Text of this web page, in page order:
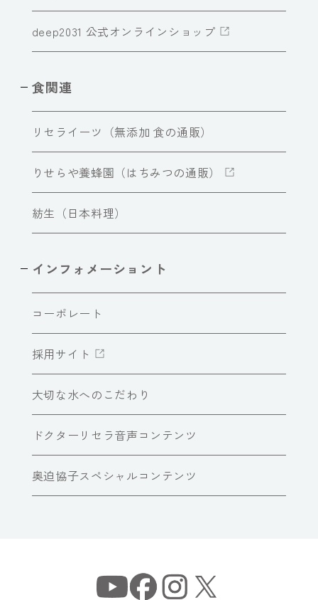
deep2031 公式オンラインショップ
食関連
リセライーツ（無添加 食の通販）
りせらや養蜂園（はちみつの通販）
紡生（日本料理）
インフォメーショント
コーポレート
採用サイト
大切な水へのこだわり
ドクターリセラ音声コンテンツ
奥迫協子スペシャルコンテンツ